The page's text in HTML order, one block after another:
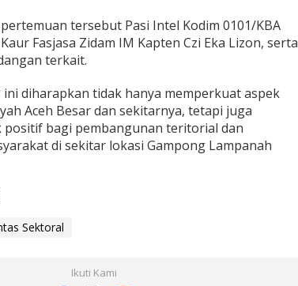
tersebut Pasi Intel Kodim 0101/KBA
Fasjasa Zidam IM Kapten Czi Eka Lizon, serta
terkait.
ini diharapkan tidak hanya memperkuat aspek
Aceh Besar dan sekitarnya, tetapi juga
positif bagi pembangunan teritorial dan
di sekitar lokasi Gampong Lampanah
Sektoral
Ikuti Kami